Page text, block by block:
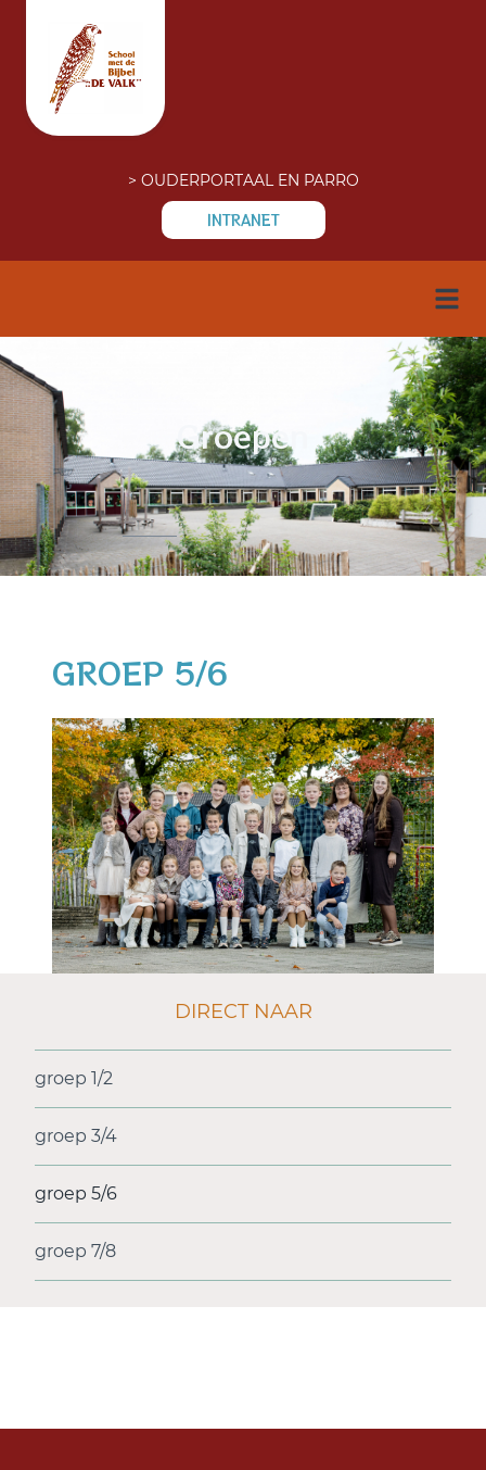
> OUDERPORTAAL EN PARRO
INTRANET
Groepen
GROEP 5/6
DIRECT NAAR
groep 1/2
groep 3/4
groep 5/6
groep 7/8